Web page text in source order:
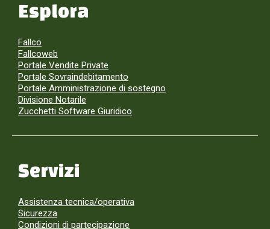
Esplora
Fallco
Fallcoweb
Portale Vendite Private
Portale Sovraindebitamento
Portale Amministrazione di sostegno
Divisione Notarile
Zucchetti Software Giuridico
Servizi
Assistenza tecnica/operativa
Sicurezza
Condizioni di partecipazione